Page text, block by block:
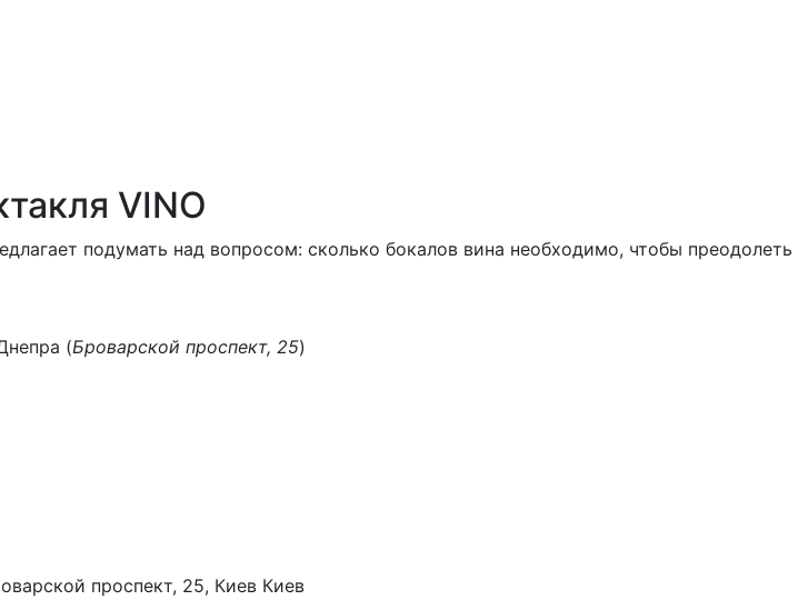
VINO
подумать над вопросом: сколько бокалов вина необходимо, чтобы преодолеть
(Броварской проспект, 25)
проспект, 25, Киев Киев